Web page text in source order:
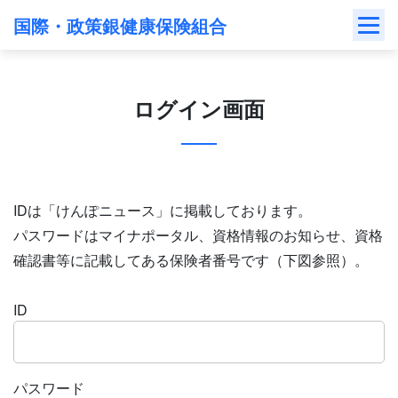
国際・政策銀健康保険組合
ログイン画面
IDは「けんぽニュース」に掲載しております。
パスワードはマイナポータル、資格情報のお知らせ、資格
確認書等に記載してある保険者番号です（下図参照）。
ID
パスワード